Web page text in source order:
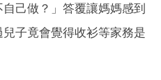
己做？」答覆讓媽媽感到
子竟會覺得收衫等家務是